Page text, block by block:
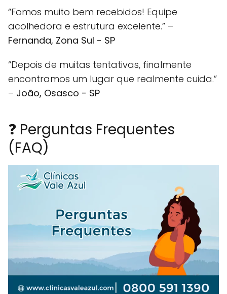
“Fomos muito bem recebidos! Equipe
acolhedora e estrutura excelente.” –
Fernanda, Zona Sul - SP
“Depois de muitas tentativas, finalmente
encontramos um lugar que realmente cuida.”
– João, Osasco - SP
❓ Perguntas Frequentes
(FAQ)